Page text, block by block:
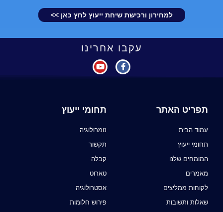
למחירון ורכישת שיחת ייעוץ לחץ כאן >>
עקבו אחרינו
תפריט האתר
עמוד הבית
תחומי ייעוץ
המומחים שלנו
מאמרים
לקוחות ממליצים
שאלות ותשובות
תחומי ייעוץ
נומרולוגיה
תקשור
קבלה
טארוט
אסטרולוגיה
פירוש חלומות